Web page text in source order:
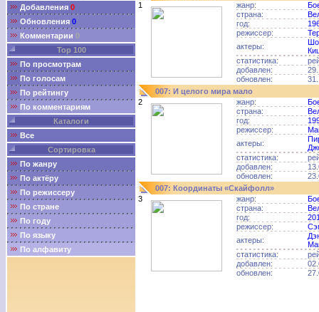
Добавления 0
Обновления 0
Комментарии 0
Top 100
По просмотрам
По голосам
По рейтингу
По комментариям
Каталоги
Все
Сортировка
По жанру
По актёру
По режиссеру
По стране
По году
По языку
По алфавиту
1
жанр:
страна:
год:
режиссер:
актеры:
статистика:
добавлен:
обновлен:
007: И целого мира мало
2
жанр:
страна:
год:
режиссер:
актеры:
статистика:
добавлен:
обновлен:
007: Координаты «Скайфолл»
3
жанр:
страна:
год:
режиссер:
актеры:
статистика:
добавлен:
обновлен: